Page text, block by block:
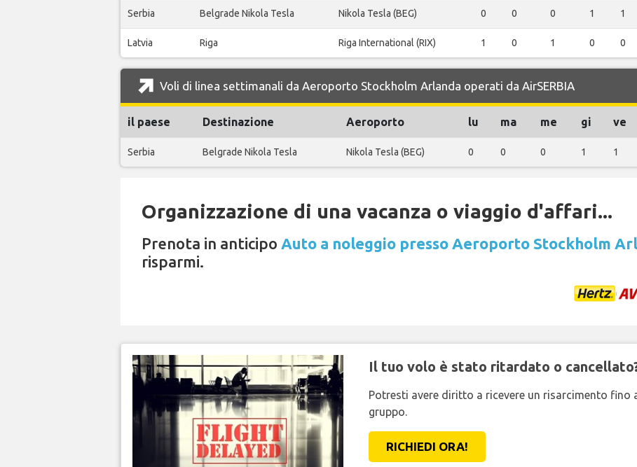
Serbia Belgrade Nikola Tesla Nikola Tesla (BEG) 0 0 0 1 1
Latvia Riga Riga International (RIX) 1 0 1 0 0
Voli di linea settimanali da Aeroporto Stockholm Arlanda operati da AirSERBIA
il paese Destinazione Aeroporto lu ma me gi ve
Serbia Belgrade Nikola Tesla Nikola Tesla (BEG) 0 0 0 1 1
Organizzazione di una vacanza o viaggio d'affari...
Prenota in anticipo Auto a noleggio presso Aeroporto Stockholm
risparmi.
Il tuo volo è stato ritardato o
Potresti avere diritto a ricevere un risarcimento fino
gruppo.
RICHIEDI ORA!